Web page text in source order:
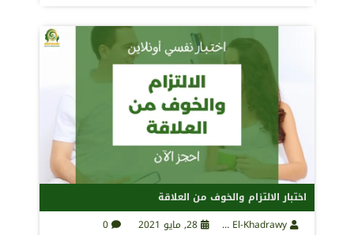
اختبار الالتزام والخوف من العلاقة
28, مايو 2021 0